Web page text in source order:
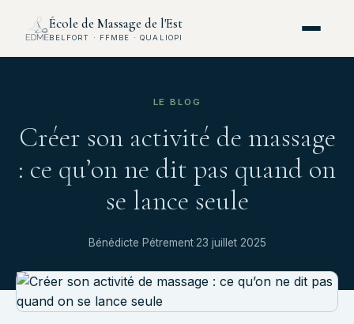
École de Massage de l'Est
BELFORT · FFMBE · QUALIOPI
LE BLOG
Créer son activité de massage
: ce qu’on ne dit pas quand on
se lance seule
Bénédicte Pétrement·23 juillet 2025